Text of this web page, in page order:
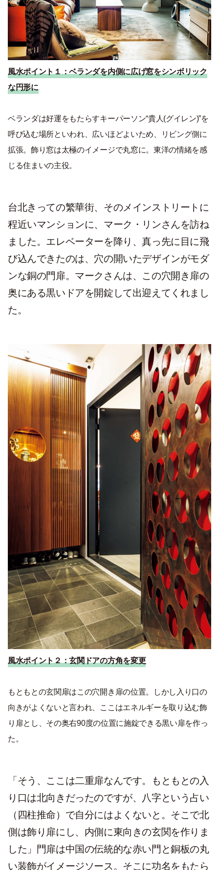
風水ポイント１：ベランダを内側に広げ窓をシンボリック
な円形に
ベランダは好運をもたらすキーパーソン“貴人(グイレン)”を
呼び込む場所といわれ、広いほどよいため、リビング側に
拡張。飾り窓は太極のイメージで丸窓に。東洋の情緒を感
じる住まいの主役。
台北きっての繁華街、そのメインストリートに
程近いマンションに、マーク・リンさんを訪ね
ました。エレベーターを降り、真っ先に目に飛
び込んできたのは、穴の開いたデザインがモダ
ンな銅の門扉。マークさんは、この穴開き扉の
奥にある黒いドアを開錠して出迎えてくれまし
た。
風水ポイント２：玄関ドアの方角を変更
もともとの玄関扉はこの穴開き扉の位置。しかし入り口の
向きがよくないと言われ、ここはエネルギーを取り込む飾
り扉とし、その奥右90度の位置に施錠できる黒い扉を作っ
た。
「そう、ここは二重扉なんです。もともとの入
り口は北向きだったのですが、八字という占い
（四柱推命）で自分にはよくないと。そこで北
側は飾り扉にし、内側に東向きの玄関を作りま
した」門扉は中国の伝統的な赤い門と銅板の丸
い装飾がイメージソース。そこに功名をもたら